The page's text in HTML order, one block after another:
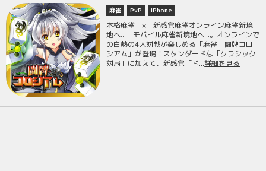
麻雀 PvP iPhone
本格麻雀 × 新感覚麻雀オンライン麻雀新境
地へ... モバイル麻雀新境地へ...。オンラインで
の白熱の4人対戦が楽しめる「麻雀 闘牌コロ
シアム」が登場！スタンダードな「クラシック
対局」に加えて、新感覚「ド...詳細を見る